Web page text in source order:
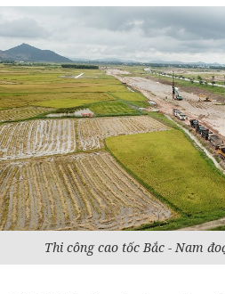
Thi công cao tốc Bắc - Nam